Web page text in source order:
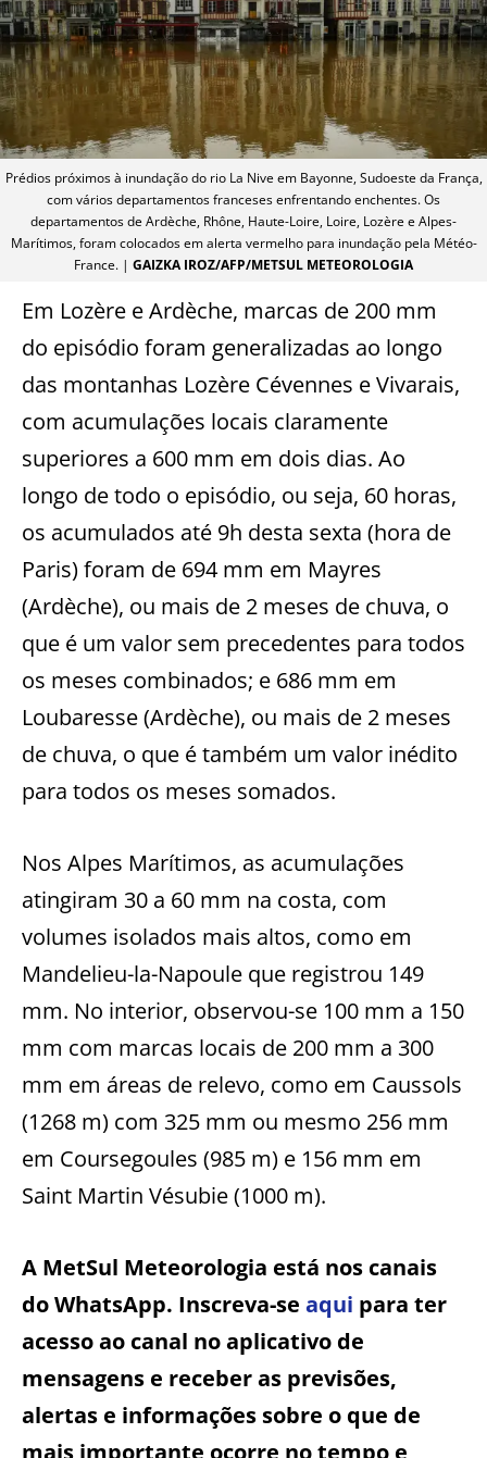
Prédios próximos à inundação do rio La Nive em Bayonne, Sudoeste da França,
com vários departamentos franceses enfrentando enchentes. Os
departamentos de Ardèche, Rhône, Haute-Loire, Loire, Lozère e Alpes-
Marítimos, foram colocados em alerta vermelho para inundação pela Météo-
France. | GAIZKA IROZ/AFP/METSUL METEOROLOGIA
Em Lozère e Ardèche, marcas de 200 mm
do episódio foram generalizadas ao longo
das montanhas Lozère Cévennes e Vivarais,
com acumulações locais claramente
superiores a 600 mm em dois dias. Ao
longo de todo o episódio, ou seja, 60 horas,
os acumulados até 9h desta sexta (hora de
Paris) foram de 694 mm em Mayres
(Ardèche), ou mais de 2 meses de chuva, o
que é um valor sem precedentes para todos
os meses combinados; e 686 mm em
Loubaresse (Ardèche), ou mais de 2 meses
de chuva, o que é também um valor inédito
para todos os meses somados.
Nos Alpes Marítimos, as acumulações
atingiram 30 a 60 mm na costa, com
volumes isolados mais altos, como em
Mandelieu-la-Napoule que registrou 149
mm. No interior, observou-se 100 mm a 150
mm com marcas locais de 200 mm a 300
mm em áreas de relevo, como em Caussols
(1268 m) com 325 mm ou mesmo 256 mm
em Coursegoules (985 m) e 156 mm em
Saint Martin Vésubie (1000 m).
A MetSul Meteorologia está nos canais
do WhatsApp. Inscreva-se aqui para ter
acesso ao canal no aplicativo de
mensagens e receber as previsões,
alertas e informações sobre o que de
mais importante ocorre no tempo e